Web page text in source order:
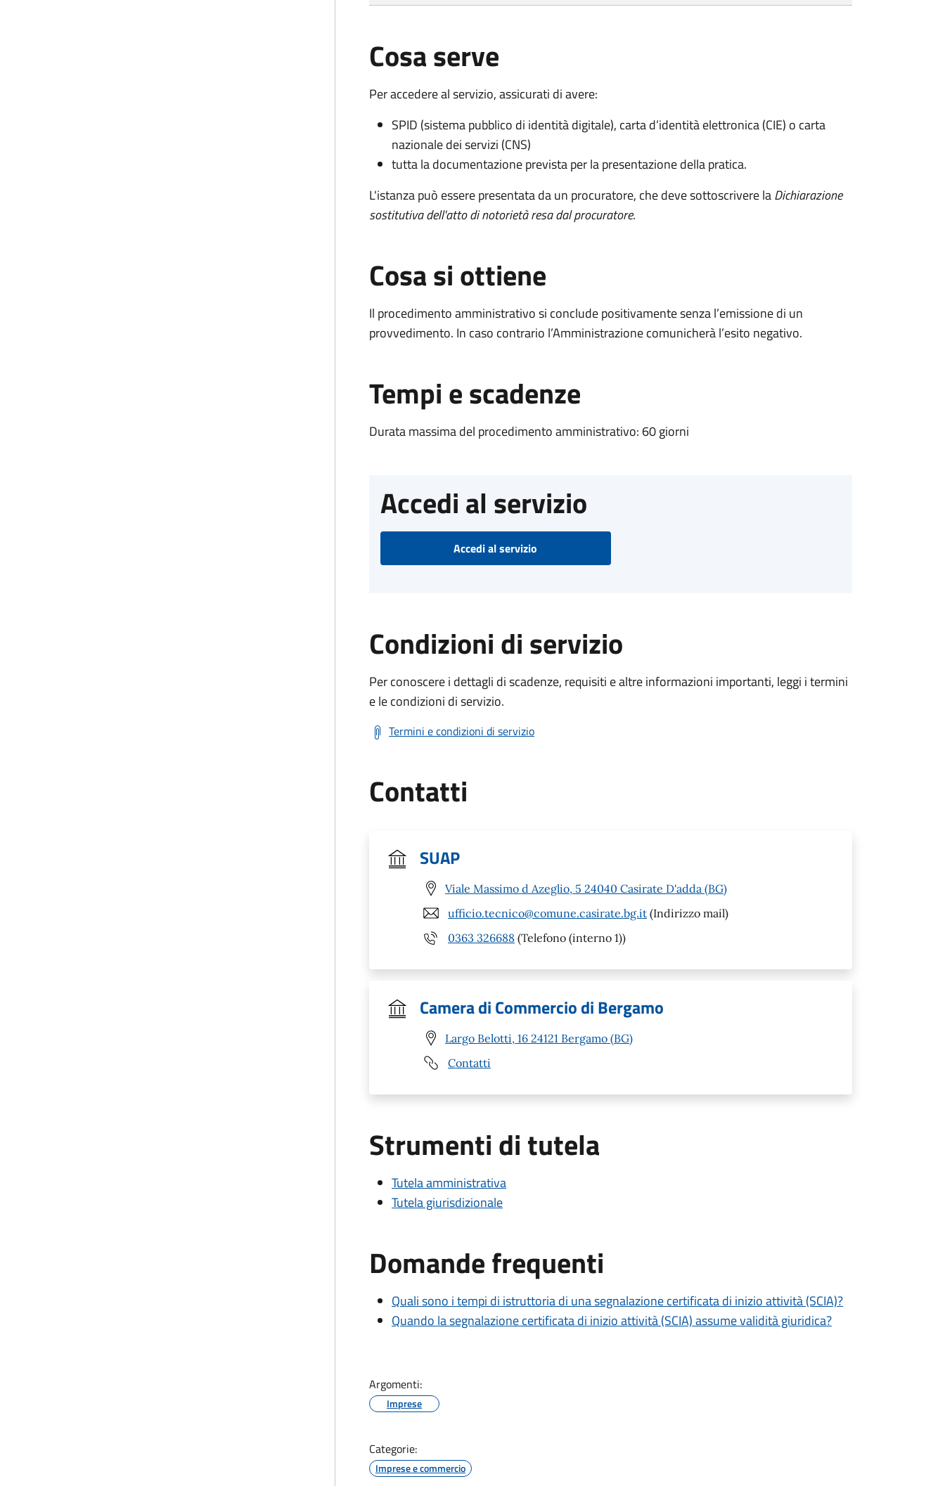
Cosa serve
Per accedere al servizio, assicurati di avere:
SPID (sistema pubblico di identità digitale), carta d’identità elettronica (CIE) o carta
nazionale dei servizi (CNS)
tutta la documentazione prevista per la presentazione della pratica.
L'istanza può essere presentata da un procuratore, che deve sottoscrivere laDichiarazione
sostitutiva dell'atto di notorietà resa dal procuratore.
Cosa si ottiene
Il procedimento amministrativo si conclude positivamente senza l’emissione di un
provvedimento. In caso contrario l’Amministrazione comunicherà l’esito negativo.
Tempi e scadenze
Durata massima del procedimento amministrativo: 60 giorni
Accedi al servizio
Accedi al servizio
Condizioni di servizio
Per conoscere i dettagli di scadenze, requisiti e altre informazioni importanti, leggi i termini
e le condizioni di servizio.
Termini e condizioni di servizio
Contatti
SUAP
Viale Massimo d Azeglio, 5 24040 Casirate D'adda (BG)
ufficio.tecnico@comune.casirate.bg.it (Indirizzo mail)
0363 326688 (Telefono (interno 1))
Camera di Commercio di Bergamo
Largo Belotti, 16 24121 Bergamo (BG)
Contatti
Strumenti di tutela
Tutela amministrativa
Tutela giurisdizionale
Domande frequenti
Quali sono i tempi di istruttoria di una segnalazione certificata di inizio attività (SCIA)?
Quando la segnalazione certificata di inizio attività (SCIA) assume validità giuridica?
Argomenti:
Imprese
Categorie:
Imprese e commercio